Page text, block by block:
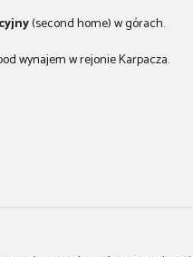
(second home) w górach.
wynajem w rejonie Karpacza.